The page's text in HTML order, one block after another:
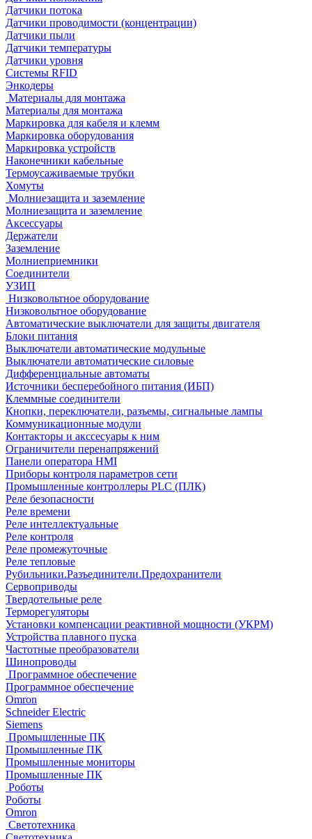
Датчики потока
Датчики проводимости (концентрации)
Датчики пыли
Датчики температуры
Датчики уровня
Системы RFID
Энкодеры
Материалы для монтажа
Материалы для монтажа
Маркировка для кабеля и клемм
Маркировка оборудования
Маркировка устройств
Наконечники кабельные
Термоусаживаемые трубки
Хомуты
Молниезащита и заземление
Молниезащита и заземление
Аксессуары
Держатели
Заземление
Молниеприемники
Соединители
УЗИП
Низковольтное оборудование
Низковольтное оборудование
Автоматические выключатели для защиты двигателя
Блоки питания
Выключатели автоматические модульные
Выключатели автоматические силовые
Дифференциальные автоматы
Источники бесперебойного питания (ИБП)
Клеммные соединители
Кнопки, переключатели, разъемы, сигнальные лампы
Коммуникационные модули
Контакторы и акссесуары к ним
Ограничители перенапряжений
Панели оператора HMI
Приборы контроля параметров сети
Промышленные контроллеры PLC (ПЛК)
Реле безопасности
Реле времени
Реле интеллектуальные
Реле контроля
Реле промежуточные
Реле тепловые
Рубильники.Разъединители.Предохранители
Сервоприводы
Твердотельные реле
Терморегуляторы
Установки компенсации реактивной мощности (УКРМ)
Устройства плавного пуска
Частотные преобразователи
Шинопроводы
Программное обеспечение
Программное обеспечение
Omron
Schneider Electric
Siemens
Промышленные ПК
Промышленные ПК
Промышленные мониторы
Промышленные ПК
Роботы
Роботы
Omron
Светотехника